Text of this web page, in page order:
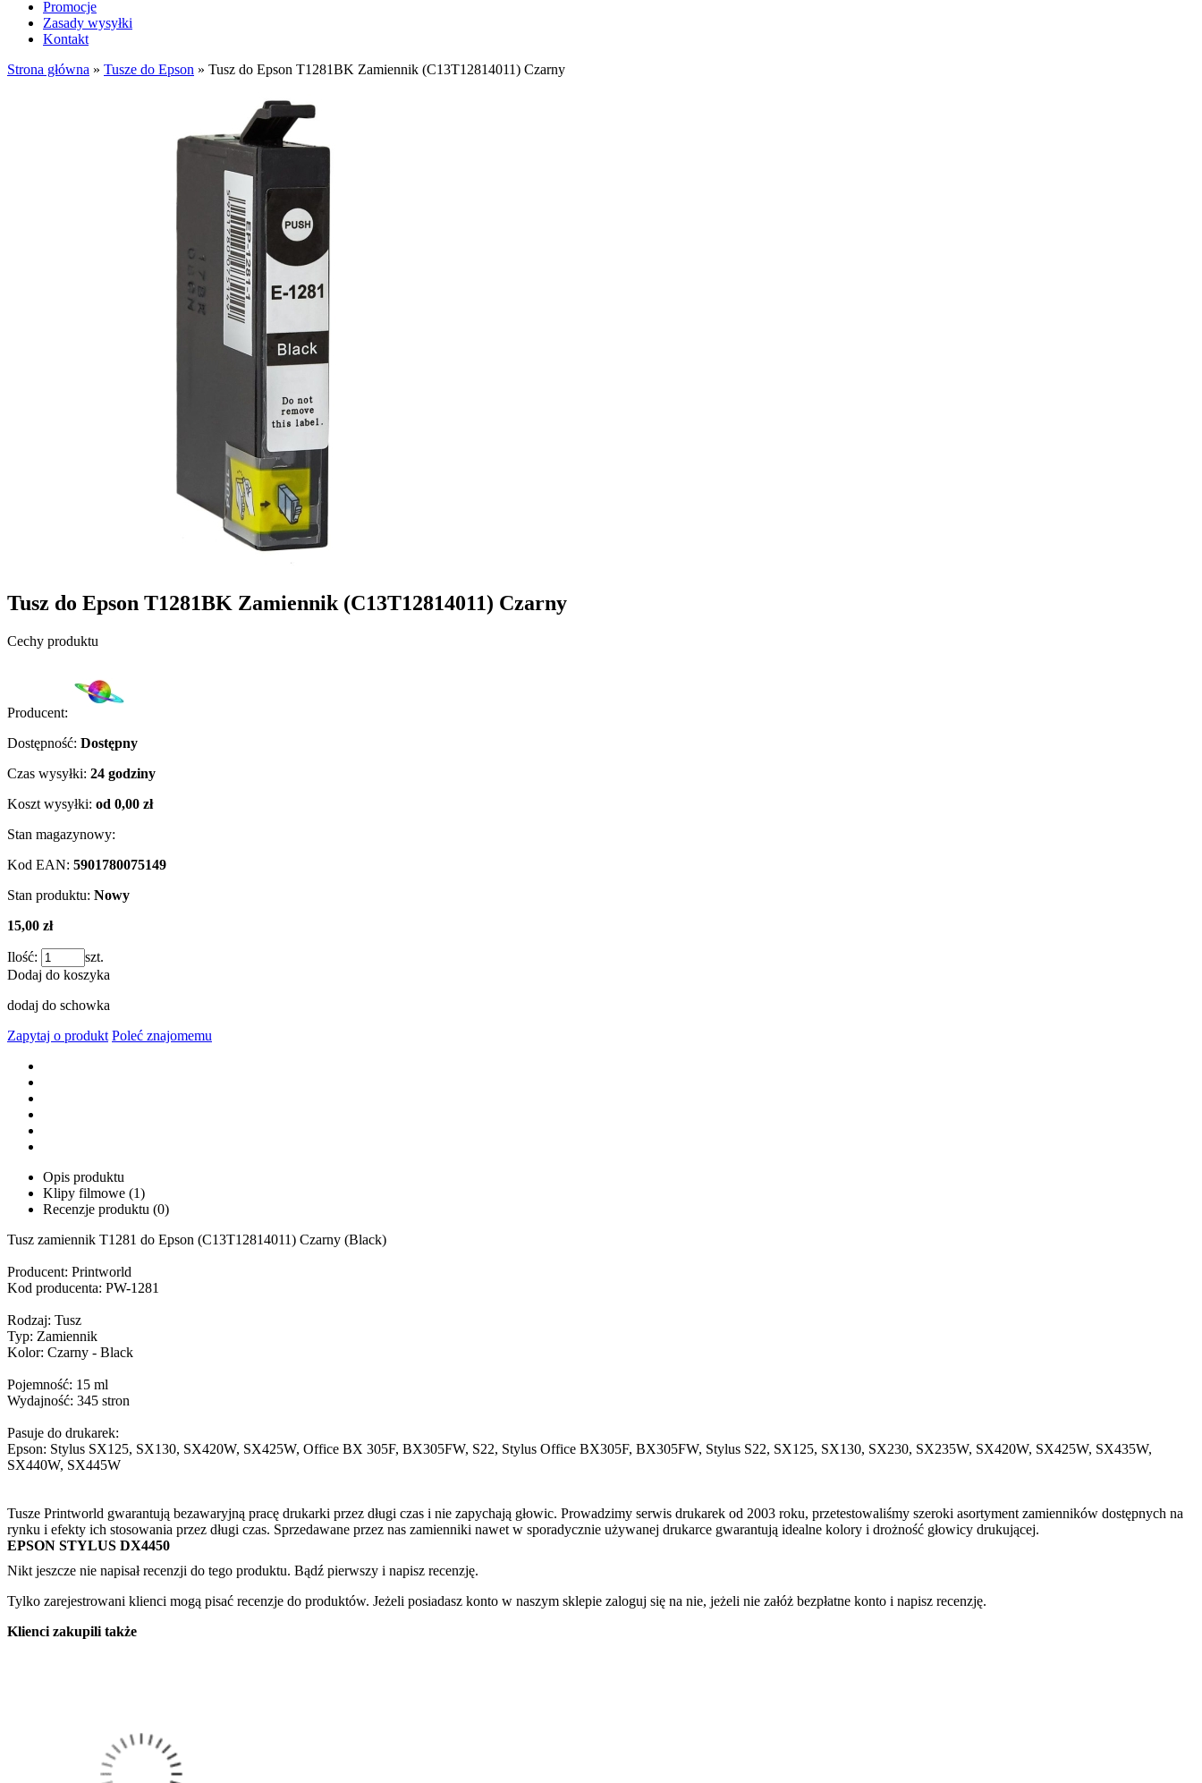
Promocje
Zasady wysyłki
Kontakt
Strona główna » Tusze do Epson » Tusz do Epson T1281BK Zamiennik (C13T12814011) Czarny
Tusz do Epson T1281BK Zamiennik (C13T12814011) Czarny
Cechy produktu
Producent:
Dostępność: Dostępny
Czas wysyłki: 24 godziny
Koszt wysyłki: od 0,00 zł
Stan magazynowy:
Kod EAN: 5901780075149
Stan produktu: Nowy
15,00 zł
Ilość:
szt.
Dodaj do koszyka
dodaj do schowka
Zapytaj o produkt Poleć znajomemu
Opis produktu
Klipy filmowe (1)
Recenzje produktu (0)
Tusz zamiennik T1281 do Epson (C13T12814011) Czarny (Black)
Producent: Printworld
Kod producenta: PW-1281
Rodzaj: Tusz
Typ: Zamiennik
Kolor: Czarny - Black
Pojemność: 15 ml
Wydajność: 345 stron
Pasuje do drukarek:
Epson: Stylus SX125, SX130, SX420W, SX425W, Office BX 305F, BX305FW, S22, Stylus Office BX305F, BX305FW, Stylus S22, SX125, SX130, SX230, SX235W, SX420W, SX425W, SX435W,
SX440W, SX445W
Tusze Printworld gwarantują bezawaryjną pracę drukarki przez długi czas i nie zapychają głowic. Prowadzimy serwis drukarek od 2003 roku, przetestowaliśmy szeroki asortyment zamienników dostępnych na
rynku i efekty ich stosowania przez długi czas. Sprzedawane przez nas zamienniki nawet w sporadycznie używanej drukarce gwarantują idealne kolory i drożność głowicy drukującej.
EPSON STYLUS DX4450
Nikt jeszcze nie napisał recenzji do tego produktu. Bądź pierwszy i napisz recenzję.
Tylko zarejestrowani klienci mogą pisać recenzje do produktów. Jeżeli posiadasz konto w naszym sklepie zaloguj się na nie, jeżeli nie załóż bezpłatne konto i napisz recenzję.
Klienci zakupili także